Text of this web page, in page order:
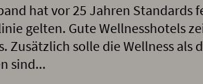
hat vor 25 Jahren Standards
gelten. Gute Wellnesshotels
Zusätzlich solle die Wellness als
sind...